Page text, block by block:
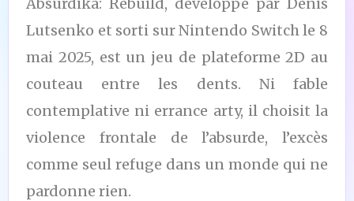
Lutsenko et sorti sur Nintendo Switch le 8
mai 2025, est un jeu de plateforme 2D au
couteau entre les dents. Ni fable
contemplative ni errance arty, il choisit la
violence frontale de l’absurde, l’excès
comme seul refuge dans un monde qui ne
pardonne rien.